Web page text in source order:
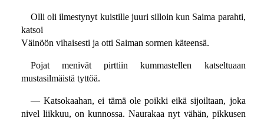
Olli oli ilmestynyt kuistille juuri silloin kun Saima parahti,
katsoi
Väinöön vihaisesti ja otti Saiman sormen käteensä.
Pojat menivät pirttiin kummastellen katseltuaan
mustasilmäistä tyttöä.
— Katsokaahan, ei tämä ole poikki eikä sijoiltaan, joka
nivel liikkuu, on kunnossa. Naurakaa nyt vähän, pikkusen